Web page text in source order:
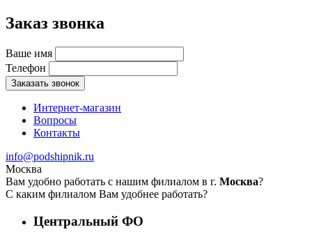
Заказ звонка
Ваше имя
Телефон
Заказать звонок
Интернет-магазин
Вопросы
Контакты
info@podshipnik.ru
Москва
Вам удобно работать с нашим филиалом в г. Москва?
С каким филиалом Вам удобнее работать?
Центральный ФО